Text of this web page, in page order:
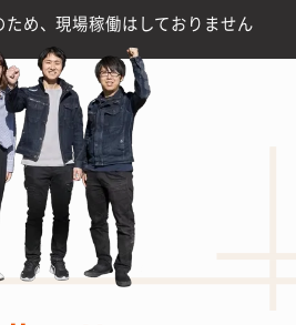
ため、現場稼働はしておりません